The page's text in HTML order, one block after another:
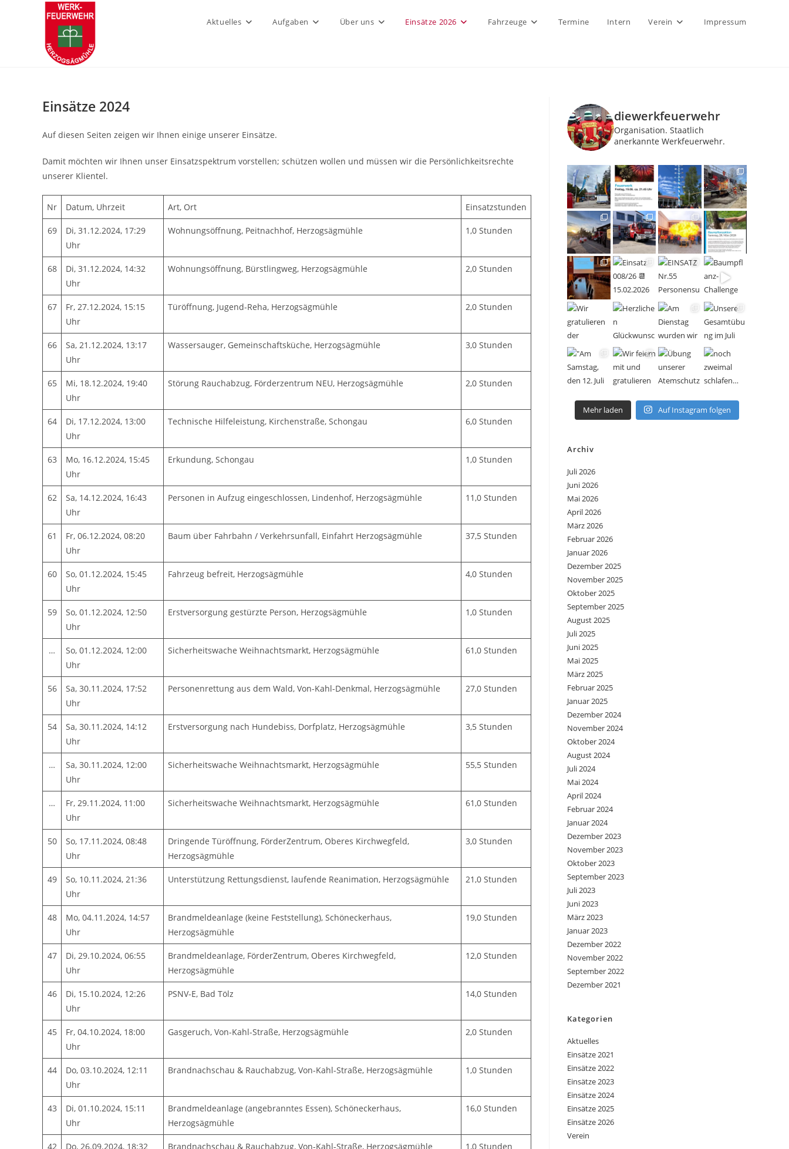
Aktuelles Aufgaben Über uns Einsätze 2026 Fahrzeuge Termine Intern Verein Impressum
Einsätze 2024
Auf diesen Seiten zeigen wir Ihnen einige unserer Einsätze.
Damit möchten wir Ihnen unser Einsatzspektrum vorstellen; schützen wollen und müssen wir die Persönlichkeitsrechte
unserer Klientel.
Nr Datum, Uhrzeit Art, Ort Einsatzstunden
69
Di, 31.12.2024, 17:29
Uhr
Wohnungsöffnung, Peitnachhof, Herzogsägmühle 1,0 Stunden
68
Di, 31.12.2024, 14:32
Uhr
Wohnungsöffnung, Bürstlingweg, Herzogsägmühle 2,0 Stunden
67
Fr, 27.12.2024, 15:15
Uhr
Türöffnung, Jugend-Reha, Herzogsägmühle 2,0 Stunden
66
Sa, 21.12.2024, 13:17
Uhr
Wassersauger, Gemeinschaftsküche, Herzogsägmühle 3,0 Stunden
65
Mi, 18.12.2024, 19:40
Uhr
Störung Rauchabzug, Förderzentrum NEU, Herzogsägmühle 2,0 Stunden
64
Di, 17.12.2024, 13:00
Uhr
Technische Hilfeleistung, Kirchenstraße, Schongau 6,0 Stunden
63
Mo, 16.12.2024, 15:45
Uhr
Erkundung, Schongau 1,0 Stunden
62
Sa, 14.12.2024, 16:43
Uhr
Personen in Aufzug eingeschlossen, Lindenhof, Herzogsägmühle 11,0 Stunden
61
Fr, 06.12.2024, 08:20
Uhr
Baum über Fahrbahn / Verkehrsunfall, Einfahrt Herzogsägmühle 37,5 Stunden
60
So, 01.12.2024, 15:45
Uhr
Fahrzeug befreit, Herzogsägmühle 4,0 Stunden
59
So, 01.12.2024, 12:50
Uhr
Erstversorgung gestürzte Person, Herzogsägmühle 1,0 Stunden
…
So, 01.12.2024, 12:00
Uhr
Sicherheitswache Weihnachtsmarkt, Herzogsägmühle 61,0 Stunden
56
Sa, 30.11.2024, 17:52
Uhr
Personenrettung aus dem Wald, Von-Kahl-Denkmal, Herzogsägmühle 27,0 Stunden
54
Sa, 30.11.2024, 14:12
Uhr
Erstversorgung nach Hundebiss, Dorfplatz, Herzogsägmühle 3,5 Stunden
…
Sa, 30.11.2024, 12:00
Uhr
Sicherheitswache Weihnachtsmarkt, Herzogsägmühle 55,5 Stunden
…
Fr, 29.11.2024, 11:00
Uhr
Sicherheitswache Weihnachtsmarkt, Herzogsägmühle 61,0 Stunden
50
So, 17.11.2024, 08:48
Uhr
Dringende Türöffnung, FörderZentrum, Oberes Kirchwegfeld,
Herzogsägmühle
3,0 Stunden
49
So, 10.11.2024, 21:36
Uhr
Unterstützung Rettungsdienst, laufende Reanimation, Herzogsägmühle 21,0 Stunden
48
Mo, 04.11.2024, 14:57
Uhr
Brandmeldeanlage (keine Feststellung), Schöneckerhaus,
Herzogsägmühle
19,0 Stunden
47
Di, 29.10.2024, 06:55
Uhr
Brandmeldeanlage, FörderZentrum, Oberes Kirchwegfeld,
Herzogsägmühle
12,0 Stunden
46
Di, 15.10.2024, 12:26
Uhr
PSNV-E, Bad Tölz 14,0 Stunden
45
Fr, 04.10.2024, 18:00
Uhr
Gasgeruch, Von-Kahl-Straße, Herzogsägmühle 2,0 Stunden
44
Do, 03.10.2024, 12:11
Uhr
Brandnachschau & Rauchabzug, Von-Kahl-Straße, Herzogsägmühle 1,0 Stunden
43
Di, 01.10.2024, 15:11
Uhr
Brandmeldeanlage (angebranntes Essen), Schöneckerhaus,
Herzogsägmühle
16,0 Stunden
42
Do, 26.09.2024, 18:32
Brandnachschau & Rauchabzug, Von-Kahl-Straße, Herzogsägmühle 1,0 Stunden
diewerkfeuerwehr
Organisation. Staatlich
anerkannte Werkfeuerwehr.
Mehr laden Auf Instagram folgen
Archiv
Juli 2026
Juni 2026
Mai 2026
April 2026
März 2026
Februar 2026
Januar 2026
Dezember 2025
November 2025
Oktober 2025
September 2025
August 2025
Juli 2025
Juni 2025
Mai 2025
März 2025
Februar 2025
Januar 2025
Dezember 2024
November 2024
Oktober 2024
August 2024
Juli 2024
Mai 2024
April 2024
Februar 2024
Januar 2024
Dezember 2023
November 2023
Oktober 2023
September 2023
Juli 2023
Juni 2023
März 2023
Januar 2023
Dezember 2022
November 2022
September 2022
Dezember 2021
Kategorien
Aktuelles
Einsätze 2021
Einsätze 2022
Einsätze 2023
Einsätze 2024
Einsätze 2025
Einsätze 2026
Verein